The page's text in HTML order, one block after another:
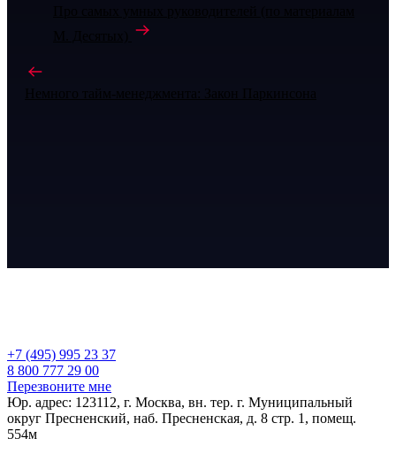
+7 (495) 995 23 37
8 800 777 29 00
Перезвоните мне
Юр. адрес: 123112, г. Москва, вн. тер. г. Муниципальный
округ Пресненский, наб. Пресненская, д. 8 стр. 1, помещ.
554м